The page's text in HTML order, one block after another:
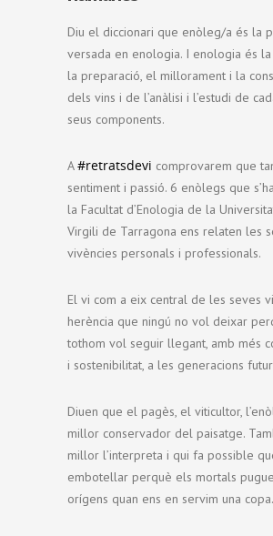
Diu el diccionari que enòleg/a és la
versada en enologia. I enologia és
la preparació, el millorament i la
dels vins i de l’anàlisi i l’estudi de
seus components.
A#retratsdevi comprovarem que
sentiment i passió. 6 enòlegs que
la Facultat d’Enologia de la
Virgili de Tarragona ens relaten les
vivències personals i professionals.
El vi com a eix central de les seves
herència que ningú no vol deixar
tothom vol seguir llegant, amb més
i sostenibilitat, a les generacions
Diuen que el pagès, el viticultor,
millor conservador del paisatge.
millor l’interpreta i qui fa possible
embotellar perquè els mortals
orígens quan ens en servim una copa.